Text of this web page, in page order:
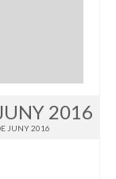
2016
JUNY 2016